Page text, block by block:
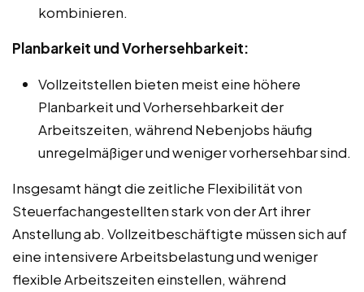
kombinieren.
Planbarkeit und Vorhersehbarkeit:
Vollzeitstellen bieten meist eine höhere
Planbarkeit und Vorhersehbarkeit der
Arbeitszeiten, während Nebenjobs häufig
unregelmäßiger und weniger vorhersehbar sind.
Insgesamt hängt die zeitliche Flexibilität von
Steuerfachangestellten stark von der Art ihrer
Anstellung ab. Vollzeitbeschäftigte müssen sich auf
eine intensivere Arbeitsbelastung und weniger
flexible Arbeitszeiten einstellen, während